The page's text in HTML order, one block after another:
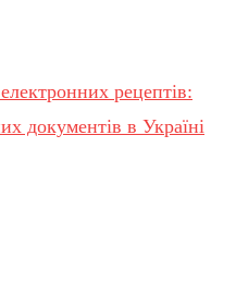
рецептів:
документів в Україні